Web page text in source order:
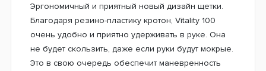
Эргономичный и приятный новый дизайн щетки.
Благодаря резино-пластику кротон, Vitality 100
очень удобно и приятно удерживать в руке. Она
не будет скользить, даже если руки будут мокрые.
Это в свою очередь обеспечит маневренность